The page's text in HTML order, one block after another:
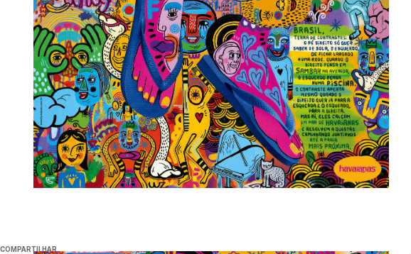
COMPARTILHAR